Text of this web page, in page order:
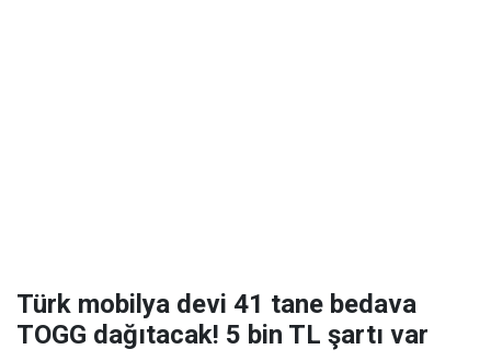
Türk mobilya devi 41 tane bedava
TOGG dağıtacak! 5 bin TL şartı var